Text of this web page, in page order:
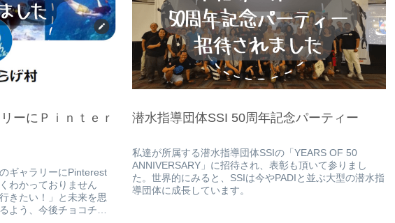
ーにＰｉｎｔｅｒ
ギャラリーにPinterest
わかっておりません
きたい！」と未来を思
よう、今後チョコチョ
潜水指導団体SSI 50周年記念パーティー
私達が所属する潜水指導団体SSIの「YEARS OF 50
ANNIVERSARY」に招待され、表彰も頂いて参りまし
た。世界的にみると、SSIは今やPADIと並ぶ大型の潜水指
導団体に成長しています。